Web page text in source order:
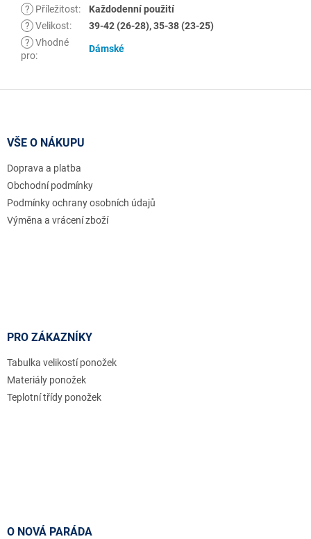
?
Příležitost:
Každodenní použití
? Velikost:
39-42 (26-28), 35-38 (23-25)
? Vhodné
pro:
Dámské
VŠE O NÁKUPU
Doprava a platba
Obchodní podmínky
Podmínky ochrany osobních údajů
Výměna a vrácení zboží
PRO ZÁKAZNÍKY
Tabulka velikostí ponožek
Materiály ponožek
Teplotní třídy ponožek
O NOVÁ PARÁDA